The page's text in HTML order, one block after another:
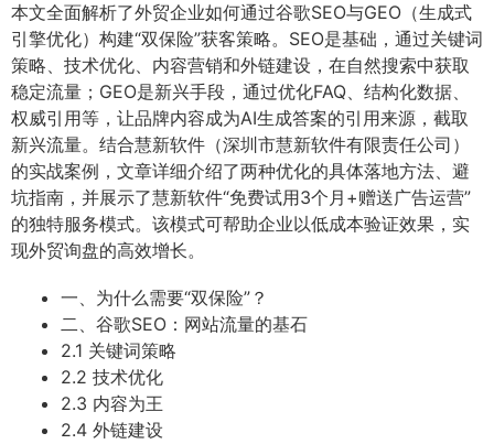
本文全面解析了外贸企业如何通过谷歌SEO与GEO（生成式
引擎优化）构建“双保险”获客策略。SEO是基础，通过关键词
策略、技术优化、内容营销和外链建设，在自然搜索中获取
稳定流量；GEO是新兴手段，通过优化FAQ、结构化数据、
权威引用等，让品牌内容成为AI生成答案的引用来源，截取
新兴流量。结合慧新软件（深圳市慧新软件有限责任公司）
的实战案例，文章详细介绍了两种优化的具体落地方法、避
坑指南，并展示了慧新软件“免费试用3个月+赠送广告运营”
的独特服务模式。该模式可帮助企业以低成本验证效果，实
现外贸询盘的高效增长。
一、为什么需要“双保险”？
二、谷歌SEO：网站流量的基石
2.1 关键词策略
2.2 技术优化
2.3 内容为王
2.4 外链建设